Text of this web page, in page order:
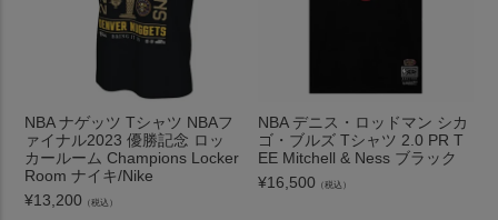
NBA ナゲッツ Tシャツ NBAフ
ァイナル2023 優勝記念 ロッ
カールーム Champions Locker
Room ナイキ/Nike
¥13,200 （税込）
NBA デニス・ロッドマン シカ
ゴ・ブルズ Tシャツ 2.0 PR T
EE Mitchell & Ness ブラック
¥16,500 （税込）